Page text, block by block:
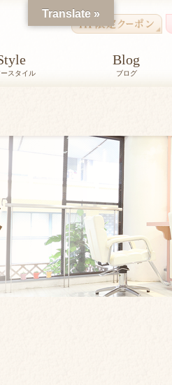
スタイル
Blog
ブログ
Translate »